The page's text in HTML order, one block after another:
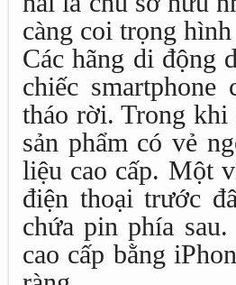
càng coi trọng
Các hãng di động
chiếc
tháo rời. Trong khi
sản phẩm có vẻ
liệu cao cấp. Một
điện thoại trước
chứa pin phía
cao cấp bằng